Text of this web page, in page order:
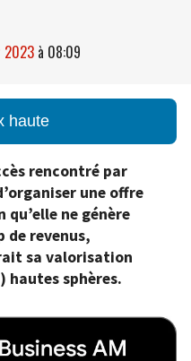
2023 à 08:09
haute
rencontré par
une offre
qu’elle ne génère
de revenus,
sa valorisation
hautes sphères.